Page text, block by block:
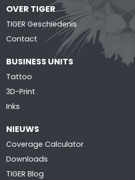
OVER TIGER
TIGER Geschiedenis
Contact
BUSINESS UNITS
Tattoo
3D-Print
Inks
NIEUWS
Coverage Calculator
Downloads
TIGER Blog